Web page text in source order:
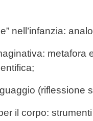
nell’infanzia:
(riflessione
il corpo: